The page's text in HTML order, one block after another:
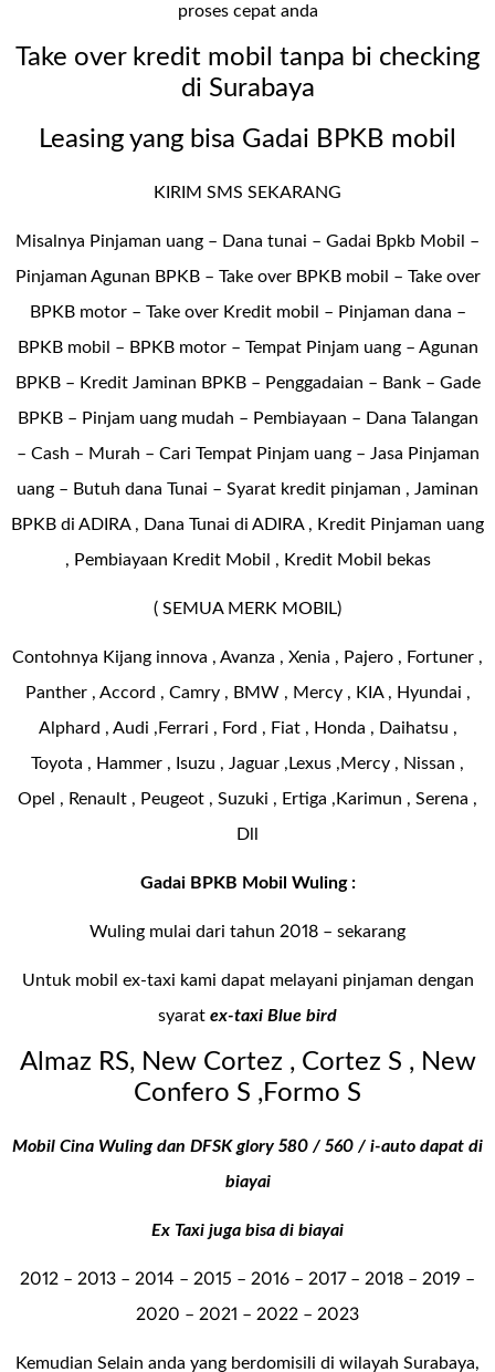
proses cepat anda
Take over kredit mobil tanpa bi checking
di Surabaya
Leasing yang bisa Gadai BPKB mobil
KIRIM SMS SEKARANG
Misalnya Pinjaman uang – Dana tunai – Gadai Bpkb Mobil
–
Pinjaman Agunan BPKB – Take over BPKB mobil – Take over
BPKB motor – Take over Kredit mobil – Pinjaman dana –
BPKB mobil – BPKB motor – Tempat Pinjam uang – Agunan
BPKB – Kredit Jaminan BPKB – Penggadaian – Bank – Gade
BPKB – Pinjam uang mudah – Pembiayaan – Dana Talangan
– Cash – Murah – Cari Tempat Pinjam uang – Jasa Pinjaman
uang – Butuh dana Tunai – Syarat kredit pinjaman , Jaminan
BPKB di ADIRA , Dana Tunai di ADIRA , Kredit Pinjaman uang
, Pembiayaan Kredit Mobil , Kredit Mobil bekas
( SEMUA MERK MOBIL)
Contohnya Kijang innova , Avanza , Xenia , Pajero , Fortuner ,
Panther , Accord , Camry , BMW , Mercy , KIA , Hyundai ,
Alphard , Audi ,Ferrari , Ford , Fiat , Honda , Daihatsu ,
Toyota , Hammer , Isuzu , Jaguar ,Lexus ,Mercy , Nissan ,
Opel , Renault , Peugeot , Suzuki , Ertiga ,Karimun , Serena ,
Dll
Gadai BPKB Mobil Wuling :
Wuling mulai dari tahun 2018 – sekarang
Untuk mobil ex-taxi kami dapat melayani pinjaman dengan
syarat ex-taxi Blue bird
Almaz RS, New Cortez , Cortez S , New
Confero S ,Formo S
Mobil Cina Wuling dan DFSK glory 580 / 560 / i-auto dapat di
biayai
Ex Taxi juga bisa di biayai
2012 – 2013 – 2014 – 2015 – 2016 – 2017 – 2018 – 2019 –
2020 – 2021 – 2022 – 2023
Kemudian Selain anda yang berdomisili di wilayah Surabaya,